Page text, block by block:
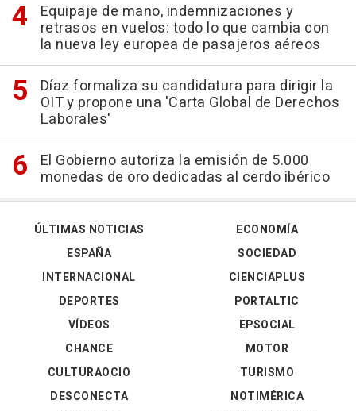
Equipaje de mano, indemnizaciones y
retrasos en vuelos: todo lo que cambia con
la nueva ley europea de pasajeros aéreos
Díaz formaliza su candidatura para dirigir la
OIT y propone una 'Carta Global de Derechos
Laborales'
El Gobierno autoriza la emisión de 5.000
monedas de oro dedicadas al cerdo ibérico
ÚLTIMAS NOTICIAS
ESPAÑA
INTERNACIONAL
DEPORTES
VÍDEOS
ECONOMÍA
SOCIEDAD
CIENCIAPLUS
PORTALTIC
EPSOCIAL
CHANCE
CULTURAOCIO
DESCONECTA
MOTOR
TURISMO
NOTIMÉRICA